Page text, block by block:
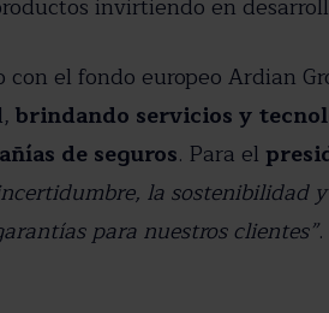
el fondo europeo Ardian
brindando servicios y
de seguros. Para el
la sostenibilidad
para nuestros clientes”.